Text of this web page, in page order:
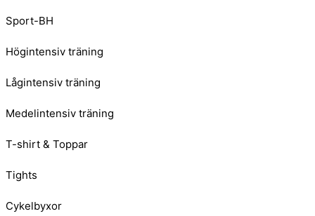
Sport-BH
Högintensiv träning
Lågintensiv träning
Medelintensiv träning
T-shirt & Toppar
Tights
Cykelbyxor